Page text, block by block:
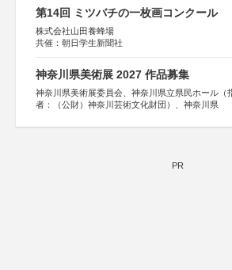
第14回 ミツバチの一枚画コンクール
株式会社山田養蜂場
共催：朝日学生新聞社
神奈川県美術展 2027 作品募集
神奈川県美術展委員会、神奈川県立県民ホール（
者：（公財）神奈川芸術文化財団）、神奈川県
PR